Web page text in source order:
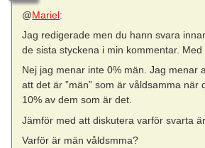
@Mariel:
Jag redigerade men du hann svara
de sista styckena i min kommentar.
Nej jag menar inte 0% män. Jag menar
att det är ”män” som är våldsamma när
10% av dem som är det.
Jämför med att diskutera varför svarta
Varför är män våldsmma?